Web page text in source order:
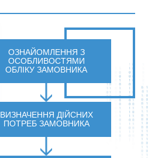
ОЗНАЙОМЛЕННЯ З
ОСОБЛИВОСТЯМИ
ОБЛІКУ ЗАМОВНИКА
ВИЗНАЧЕННЯ ДІЙСНИХ
ПОТРЕБ ЗАМОВНИКА